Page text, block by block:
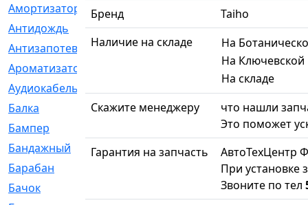
Амортизаторы
Антидождь
[1]
Антизапотеватель
[1]
Ароматизатор
Аудиокабель
Балка
[58]
Бампер
Бандажный
[6]
Барабан
Бачок
Бренд
Taiho
Наличие на складе
На
На Ключевской
На складе
Скажите менеджеру
что нашли
Это поможет
Гарантия на запчасть
АвтоТехЦентр
При установке
Звоните по тел